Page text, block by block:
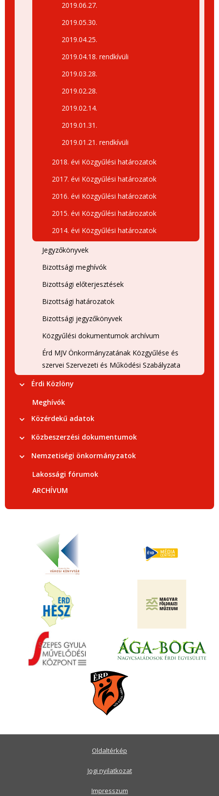
2019.06.27.
2019.05.30.
2019.04.25.
2019.04.18. rendkívüli
2019.03.28.
2019.02.28.
2019.02.14.
2019.01.31.
2019.01.21. rendkívüli
2018. évi Közgyűlési határozatok
2017. évi Közgyűlési határozatok
2016. évi Közgyűlési határozatok
2015. évi Közgyűlési határozatok
2014. évi Közgyűlési határozatok
Jegyzőkönyvek
Bizottsági meghívók
Bizottsági előterjesztések
Bizottsági határozatok
Bizottsági jegyzőkönyvek
Közgyűlési dokumentumok archívum
Érd MJV Önkormányzatának Közgyűlése és
szervei Szervezeti és Működési Szabályzata
Érdi Közlöny
Meghívók
Közérdekű adatok
Közbeszerzési dokumentumok
Nemzetiségi önkormányzatok
Lakossági fórumok
ARCHÍVUM
Oldaltérkép
Jogi nyilatkozat
Impresszum